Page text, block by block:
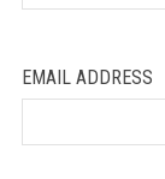
EMAIL ADDRESS